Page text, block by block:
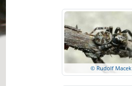
© Rudolf Macek